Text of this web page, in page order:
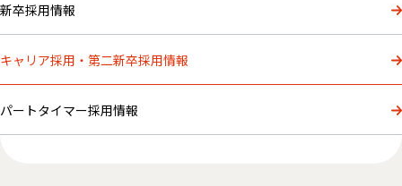
新卒採用情報
キャリア採用・第二新卒採用情報
パートタイマー採用情報